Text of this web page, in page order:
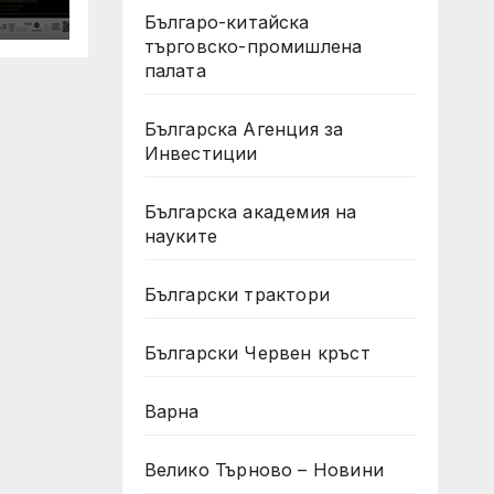
с
Българо-китайска
търговско-промишлена
палата
Българска Агенция за
Инвестиции
Българска академия на
науките
Български трактори
Български Червен кръст
Варна
Велико Търново – Новини